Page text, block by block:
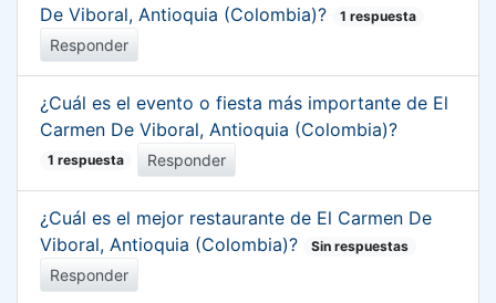
De Viboral, Antioquia (Colombia)?
1 respuesta
Responder
¿Cuál es el evento o fiesta más importante de El
Carmen De Viboral, Antioquia (Colombia)?
1 respuesta Responder
¿Cuál es el mejor restaurante de El Carmen De
Viboral, Antioquia (Colombia)?
Sin respuestas
Responder